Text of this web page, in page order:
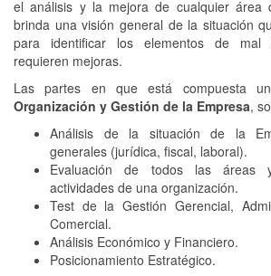
el análisis y la mejora de cualquier área
brinda una visión general de la situación
para identificar los elementos de mal
requieren mejoras.
Las partes en que está compuesta
Organización y Gestión de la Empresa,
Análisis de la situación de la
generales (jurídica, fiscal, laboral).
Evaluación de todos las áreas
actividades de una organización.
Test de la Gestión Gerencial,
Comercial.
Análisis Económico y Financiero.
Posicionamiento Estratégico.